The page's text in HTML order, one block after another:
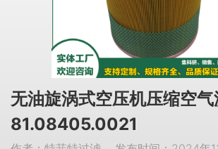
无油旋涡式空压机压缩空
81.08405.0021